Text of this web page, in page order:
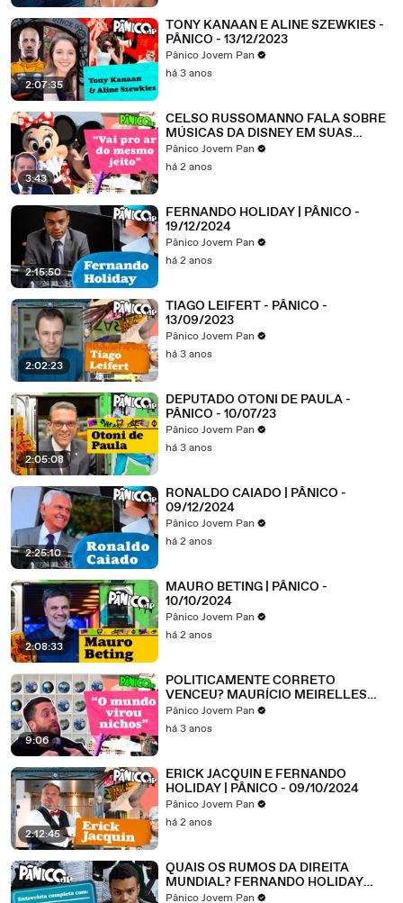
2:07:35
TONY KANAAN E ALINE SZEWKIES -
PÂNICO - 13/12/2023
Pânico Jovem Pan
há 3 anos
3:43
CELSO RUSSOMANNO FALA SOBRE
MÚSICAS DA DISNEY EM SUAS
GRAVAÇÕES: "RECORD PAGA
DIREITOS AUTORAIS"
Pânico Jovem Pan
há 2 anos
2:15:50
FERNANDO HOLIDAY | PÂNICO -
19/12/2024
Pânico Jovem Pan
há 2 anos
2:02:23
TIAGO LEIFERT - PÂNICO -
13/09/2023
Pânico Jovem Pan
há 3 anos
2:05:08
DEPUTADO OTONI DE PAULA -
PÂNICO - 10/07/23
Pânico Jovem Pan
há 3 anos
2:25:10
RONALDO CAIADO | PÂNICO -
09/12/2024
Pânico Jovem Pan
há 2 anos
2:08:33
MAURO BETING | PÂNICO -
10/10/2024
Pânico Jovem Pan
há 2 anos
9:06
POLITICAMENTE CORRETO
VENCEU? MAURÍCIO MEIRELLES
NÃO FOGE DA RAIA
Pânico Jovem Pan
há 3 anos
2:12:45
ERICK JACQUIN E FERNANDO
HOLIDAY | PÂNICO - 09/10/2024
Pânico Jovem Pan
há 2 anos
QUAIS OS RUMOS DA DIREITA
MUNDIAL? FERNANDO HOLIDAY
SOLTA O VERBO; ASSISTA NA
Pânico Jovem Pan